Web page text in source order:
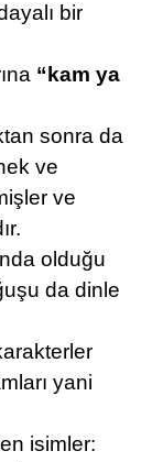
bir
“kam ya
sonra da
ve
ve
olduğu
da dinle
yani
isimler: